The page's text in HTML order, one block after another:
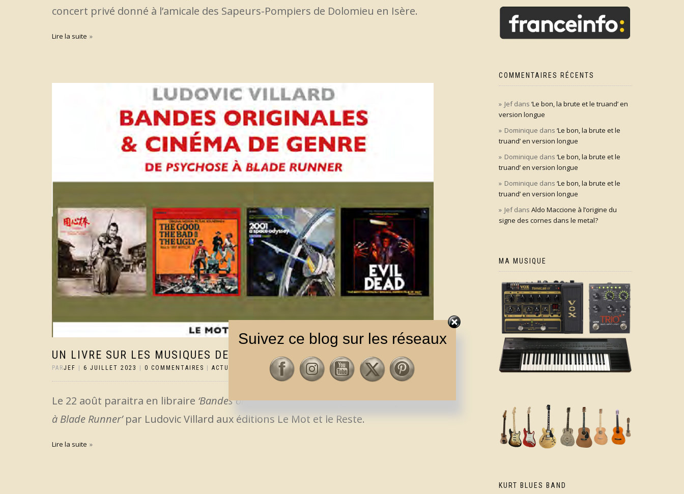
concert privé donné à l’amicale des Sapeurs-Pompiers de Dolomieu en Isère.
Lire la suite
UN LIVRE SUR LES MUSIQUES DE FILMS
PARJEF 6 JUILLET 2023 0 COMMENTAIRES ACTUS
Le 22 août paraitra en libraire ‘Bandes originales & Cinéma de genre, de Psychose
à Blade Runner’par Ludovic Villard aux éditions Le Mot et le Reste.
Lire la suite
COMMENTAIRES RÉCENTS
Jefdans ‘Le bon, la brute et le truand’ en
version longue
Dominique dans ‘Le bon, la brute et le
truand’ en version longue
Dominique dans ‘Le bon, la brute et le
truand’ en version longue
Dominique dans ‘Le bon, la brute et le
truand’ en version longue
Jefdans Aldo Maccione à l’origine du
signe des cornes dans le metal?
MA MUSIQUE
KURT BLUES BAND
Suivez ce blog sur les réseaux